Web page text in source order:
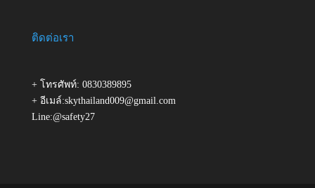
ติดต่อเรา
+ โทรศัพท์: 0830389895
+ อีเมล์:skythailand009@gmail.com
Line:@safety27